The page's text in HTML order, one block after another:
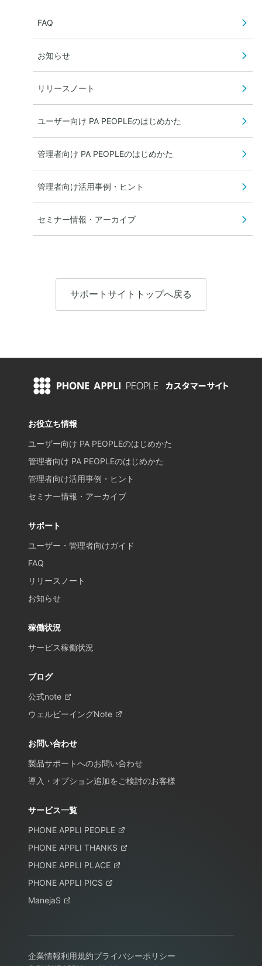
FAQ
お知らせ
リリースノート
ユーザー向け PA PEOPLEのはじめかた
管理者向け PA PEOPLEのはじめかた
管理者向け活用事例・ヒント
セミナー情報・アーカイブ
サポートサイトトップへ戻る
お役立ち情報
ユーザー向け PA PEOPLEのはじめかた
管理者向け PA PEOPLEのはじめかた
管理者向け活用事例・ヒント
セミナー情報・アーカイブ
サポート
ユーザー・管理者向けガイド
FAQ
リリースノート
お知らせ
稼働状況
サービス稼働状況
ブログ
公式note
ウェルビーイングNote
お問い合わせ
製品サポートへのお問い合わせ
導入・オプション追加をご検討のお客様
サービス一覧
PHONE APPLI PEOPLE
PHONE APPLI THANKS
PHONE APPLI PLACE
PHONE APPLI PICS
ManejaS
企業情報利用規約プライバシーポリシー